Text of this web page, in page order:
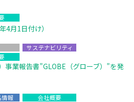
4月1日付け）
サステナビリティ
事業報告書"GLOBE（グローブ）"を発
情報 会社概要